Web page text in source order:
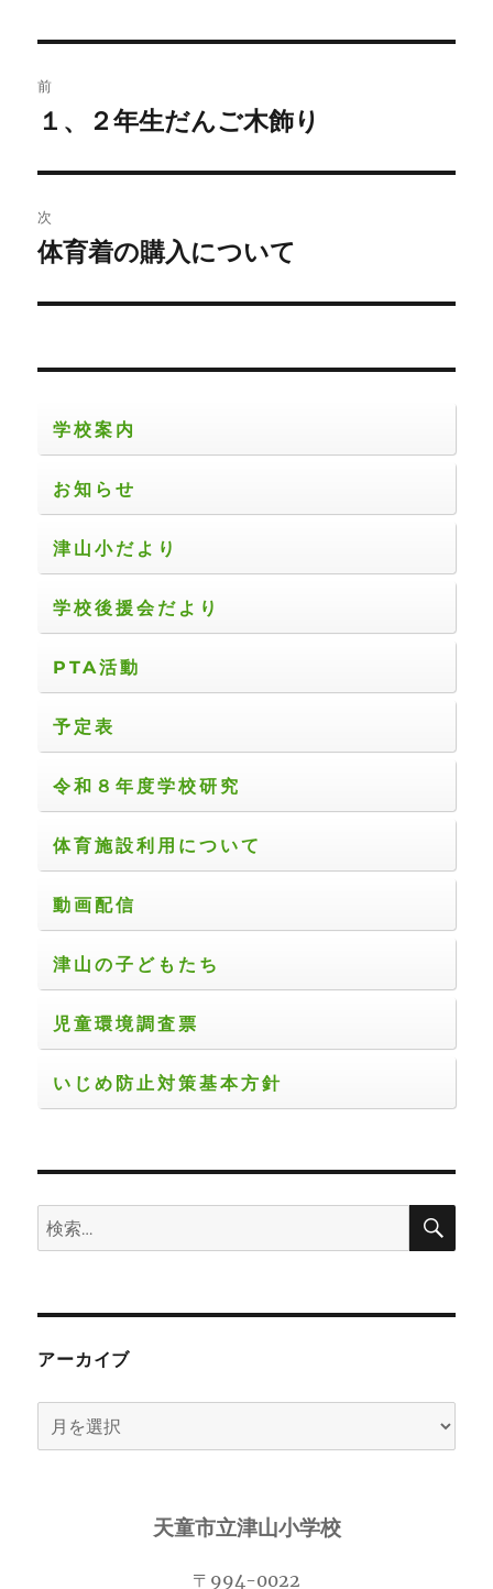
稿
ビ
ゲ
ー
ン
前
前
投
稿:
１、２年生だんご木飾り
次
次
投
体育着の購入について
学校案内
お知らせ
津山小だより
学校後援会だより
PTA活動
予定表
令和８年度学校研究
体育施設利用について
動画配信
津山の子どもたち
児童環境調査票
いじめ防止対策基本方針
検
索:
検
アーカイブ
ー
天童市立津山小学校
〒994-0022